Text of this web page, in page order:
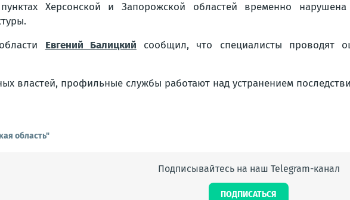
Херсонской и Запорожской областей временно
Евгений Балицкий сообщил, что специалисты проводят
властей, профильные службы работают над устранением
область"
Подписывайтесь на наш Telegram-канал
ПОДПИСАТЬСЯ